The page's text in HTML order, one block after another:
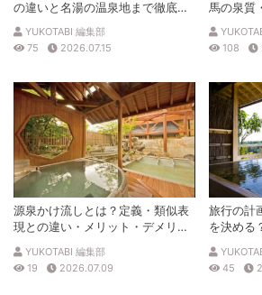
の違いと名湯の温泉地まで徹底解
説
YUKOTABI 編集部
75
2026.07.15
馬の泉質
徹底解説
108
源泉かけ流しとは？定義・類似表
現との違い・メリット・デメリッ
トを解説
YUKOTABI 編集部
19
2026.07.09
旅行の計
を決める
見表
45